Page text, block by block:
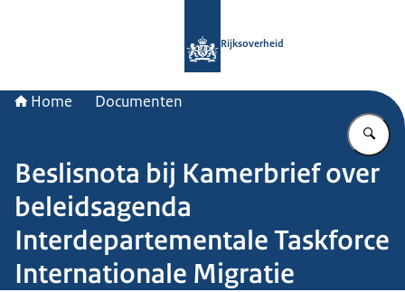
Rijksoverheid
Home Documenten
Beslisnota bij Kamerbrief over
beleidsagenda
Interdepartementale Taskforce
Internationale Migratie